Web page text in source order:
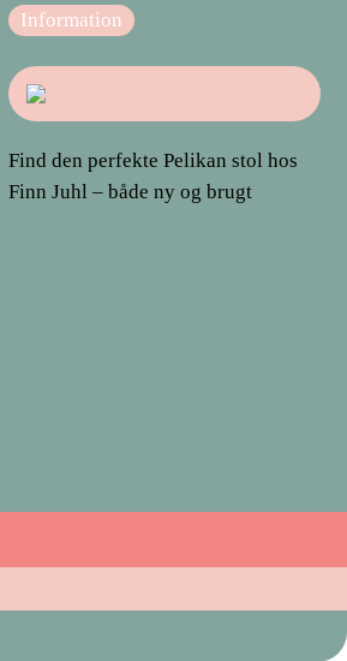
Information
Find den perfekte Pelikan stol hos
Finn Juhl – både ny og brugt